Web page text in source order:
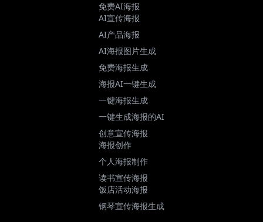
免费AI海报
AI宣传海报
AI产品海报
AI海报图片生成
免费海报生成
海报AI一键生成
一键海报生成
一键生成海报的AI
创意宣传海报
海报创作
个人海报制作
读书宣传海报
饭店活动海报
钢琴宣传海报生成